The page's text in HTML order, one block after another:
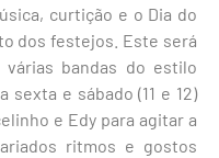
curtição e o Dia do
dos festejos. Este será
bandas do estilo
sexta e sábado (11 e 12)
e Edy para agitar a
ritmos e gostos